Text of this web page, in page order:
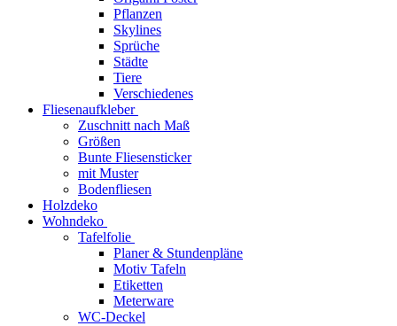
Pflanzen
Skylines
Sprüche
Städte
Tiere
Verschiedenes
Fliesenaufkleber
Zuschnitt nach Maß
Größen
Bunte Fliesensticker
mit Muster
Bodenfliesen
Holzdeko
Wohndeko
Tafelfolie
Planer & Stundenpläne
Motiv Tafeln
Etiketten
Meterware
WC-Deckel